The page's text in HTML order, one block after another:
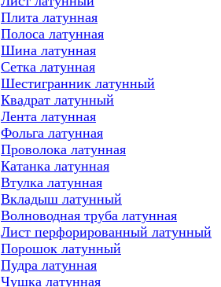
Плита латунная
Полоса латунная
Шина латунная
Сетка латунная
Шестигранник латунный
Квадрат латунный
Лента латунная
Фольга латунная
Проволока латунная
Катанка латунная
Втулка латунная
Вкладыш латунный
Волноводная труба латунная
Лист перфорированный латунный
Порошок латунный
Пудра латунная
Чушка латунная